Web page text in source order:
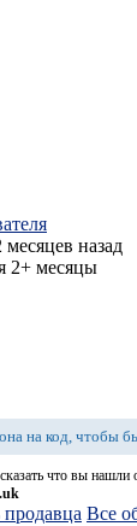
назад
2+ месяцы
на код, чтобы
что вы нашли
Все